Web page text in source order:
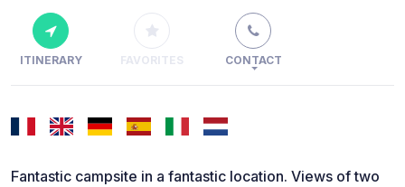
ITINERARY FAVORITES CONTACT
Fantastic campsite in a fantastic location. Views of two